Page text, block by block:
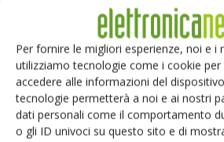
Per fornire le migliori esperienze, noi e i
utilizziamo tecnologie come i cookie
accedere alle informazioni del
tecnologie permetterà a noi e ai nostri
dati personali come il comportamento
o gli ID univoci su questo sito e di